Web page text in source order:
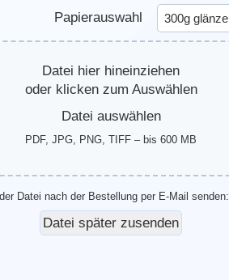
Papierauswahl
Datei hier hineinziehen
oder klicken zum Auswählen
Datei auswählen
PDF, JPG, PNG, TIFF – bis 600 MB
Datei nach der Bestellung per E-Mail senden: